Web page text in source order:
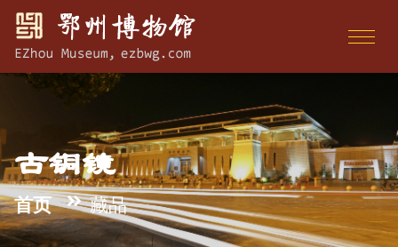
古铜镜
首页 藏品